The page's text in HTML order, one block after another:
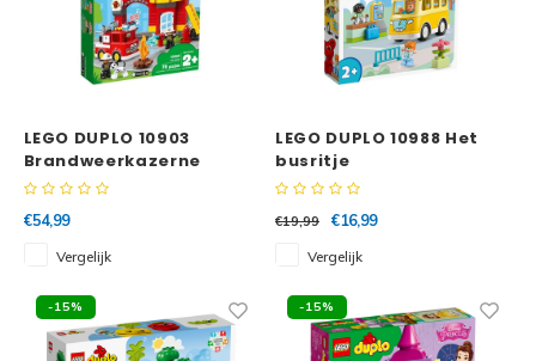
LEGO DUPLO 10903
Brandweerkazerne
€54,99
Vergelijk
LEGO DUPLO 10988 Het
busritje
€19,99
€16,99
Vergelijk
-15% -15%